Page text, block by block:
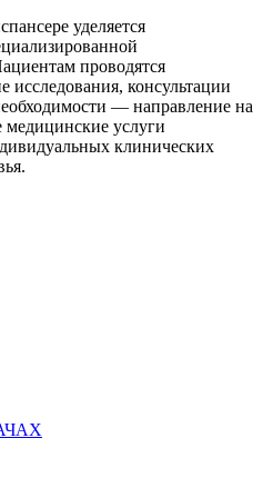
уделяется
проводятся
исследования, консультации
— направление на
услуги
клинических